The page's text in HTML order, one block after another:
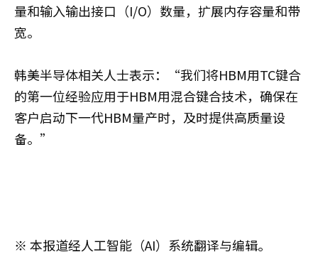
量和输入输出接口（I/O）数量，扩展内存容量和带
宽。
韩美半导体相关人士表示：“我们将HBM用TC键合
的第一位经验应用于HBM用混合键合技术，确保在
客户启动下一代HBM量产时，及时提供高质量设
备。”
※ 本报道经人工智能（AI）系统翻译与编辑。